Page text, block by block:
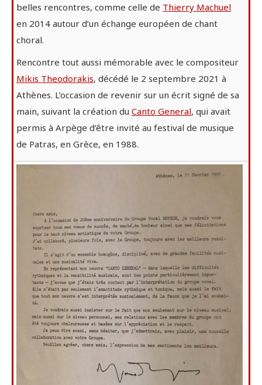
belles rencontres, comme celle de Thierry Machuel
en 2014 autour d’un échange européen de chant
choral.
Rencontre tout aussi mémorable avec le compositeur
Mikis Theodorakis, décédé le 2 septembre 2021 à
Athènes. L’occasion de revenir sur un écrit signé de sa
main, suivant la création du Canto General, qui avait
permis à Arpège d’être invité au festival de musique
de Patras, en Grèce, en 1988.